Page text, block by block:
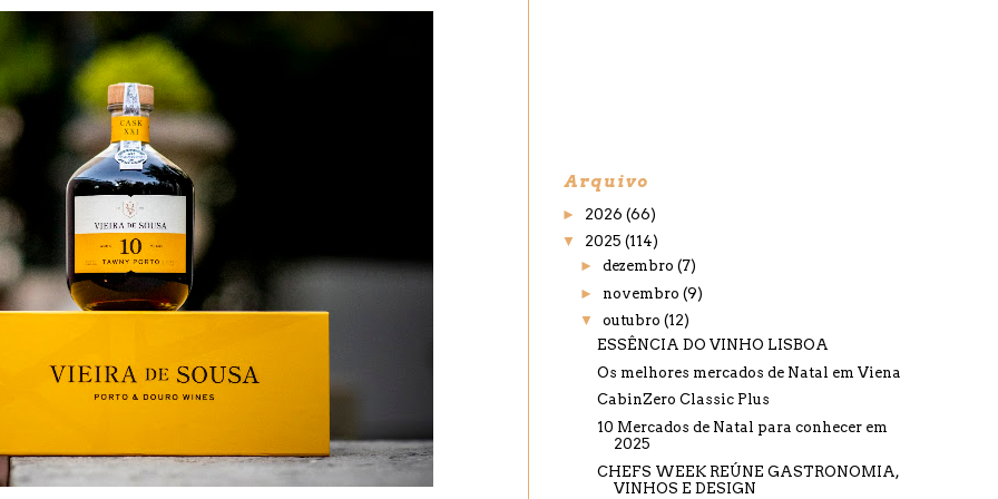
Arquivo
► 2026 (66)
▼ 2025 (114)
► dezembro (7)
► novembro (9)
▼ outubro (12)
ESSÊNCIA DO VINHO LISBOA
Os melhores mercados de Natal em Viena
CabinZero Classic Plus
10 Mercados de Natal para conhecer em
2025
CHEFS WEEK REÚNE GASTRONOMIA,
VINHOS E DESIGN